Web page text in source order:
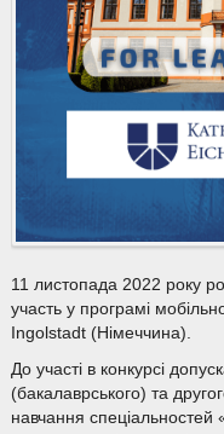
11 листопада 2022 року
участь у програмі
Ingolstadt (Німеччина).
До участі в конкурсі
(бакалаврського) та
навчання спеціальностей